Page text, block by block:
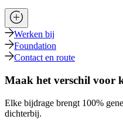
Werken bij
Foundation
Contact en route
Maak het verschil voor
Elke bijdrage brengt 100%
dichterbij.